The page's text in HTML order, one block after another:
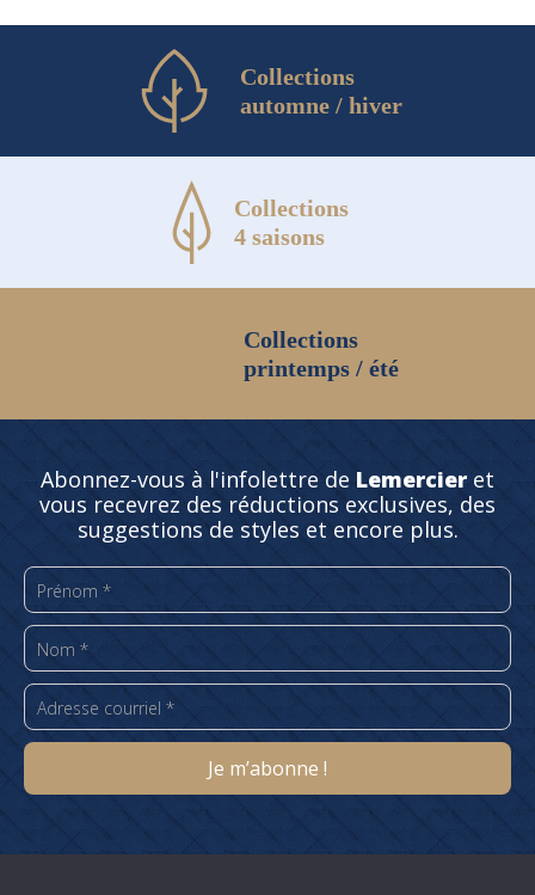
Collections
automne / hiver
Collections
4 saisons
Collections
printemps / été
Abonnez-vous à l'infolettre de Lemercier et
vous recevrez des réductions exclusives, des
suggestions de styles et encore plus.